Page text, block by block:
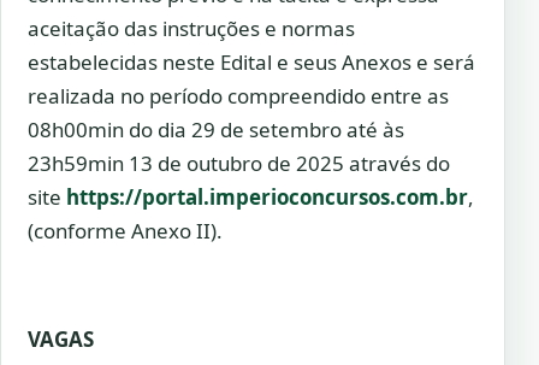
aceitação das instruções e normas
estabelecidas neste Edital e seus Anexos e será
realizada no período compreendido entre as
08h00min do dia 29 de setembro até às
23h59min 13 de outubro de 2025 através do
site https://portal.imperioconcursos.com.br,
(conforme Anexo II).
VAGAS